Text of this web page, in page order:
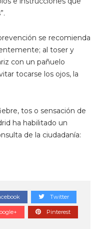
se recomienda
al toser y
con un pañuelo
tocarse los ojos, la
tos o sensación de
ha habilitado un
de la ciudadanía:
Twitter
Pinterest